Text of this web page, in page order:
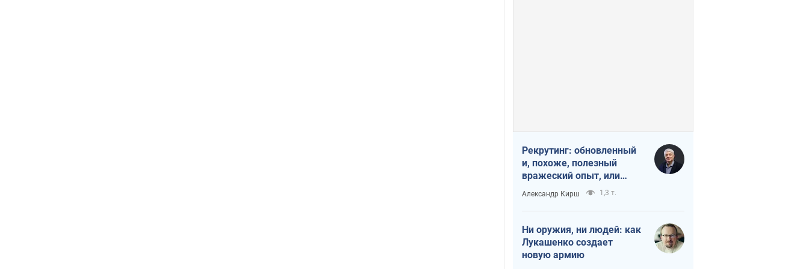
Рекрутинг: обновленный
и, похоже, полезный
вражеский опыт, или
Диалектика
требовательной трусости
Александр Кирш 1,3 т.
Ни оружия, ни людей: как
Лукашенко создает
новую армию